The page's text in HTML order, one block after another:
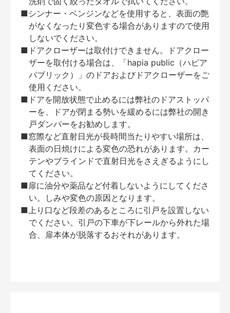
■シンナー・ベンジンなどを使用すると、表面の艶
がなくなったり変色する場合がありますので使用
しないでください。
■ドアクローザーは取付けできません。ドアクロー
ザーを取付ける場合は、「hapia public（ハピア
パブリック）」のドアおよびドアクローザーをご
使用ください。
■ドアを開放状態で止めるには弊社のドアストッパ
ーを、ドアが閉まる勢いを緩めるには弊社の開き
戸ダンパーをお勧めします。
■窓際など直射日光が長時間当たりやすい場所は、
表面の日焼けによる変色の恐れがあります。カー
テンやブラインドで直射日光をさえぎるようにし
てください。
■扉に油分や薬品など付着しないようにしてくださ
い。しみや変色の原因となります。
■上り口など段差のあるところに引戸を設置しない
でください。引戸の下車が下レールから外れた場
合、扉本体が脱落するおそれがあります。